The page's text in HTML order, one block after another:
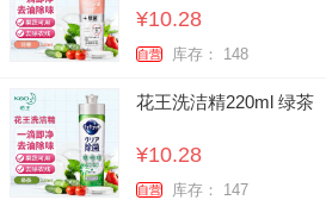
¥10.28
自营 库存： 148
花王洗洁精220ml 绿茶
¥10.28
自营 库存： 147